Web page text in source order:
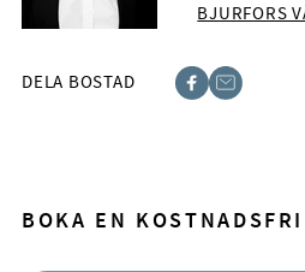
BJURFORS
DELA BOSTAD
BOKA EN